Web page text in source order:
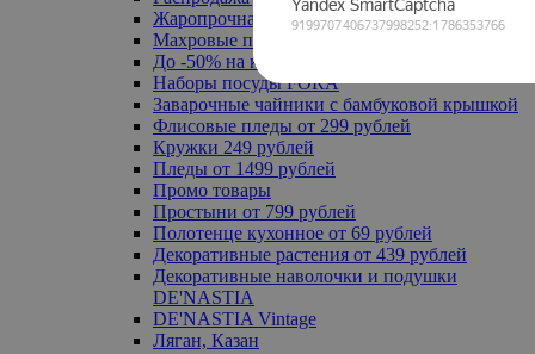
Жаропрочная посуда
Махровые полотенца
До -50% на ковры
Наборы посуды FORA
Заварочные чайники с бамбуковой крышкой
Флисовые пледы от 299 рублей
Кружки 249 рублей
Пледы от 1499 рублей
Промо товары
Простыни от 799 рублей
Полотенце кухонное от 69 рублей
Декоративные растения от 439 рублей
Декоративные наволочки и подушки
DE'NASTIA
DE'NASTIA Vintage
Ляган, Казан